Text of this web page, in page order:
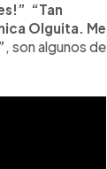
“Tan
Olguita. Me
, son algunos de